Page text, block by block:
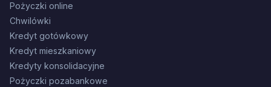
Pożyczki online
Chwilówki
Kredyt gotówkowy
Kredyt mieszkaniowy
Kredyty konsolidacyjne
Pożyczki pozabankowe